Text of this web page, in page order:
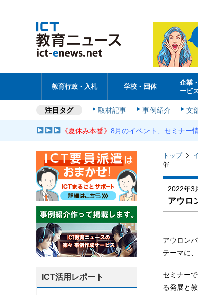
教育行政・入札 学校・団体
企業
ービ
注目タグ 取材記事 事例紹介 文
《夏休み本番》8月のイベント、セミナー
トップ
催
2022年3
アウロ
アウロン
テーマに
セミナー
る発展と
ICT活用レポート